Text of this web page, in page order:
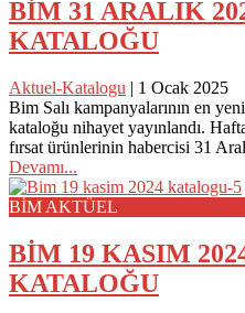
BİM 31 ARALIK
KATALOĞU
Aktuel-Katalogu | 1 Ocak 2025
Bim Salı kampanyalarının en
kataloğu nihayet yayınlandı.
fırsat ürünlerinin habercisi 31
Devamı...
BİM AKTÜEL
BİM 19 KASIM
KATALOĞU